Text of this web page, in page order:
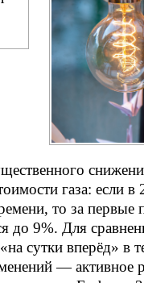
газа: если в
то за первые
до 9%. Для
сутки вперёд» в
— активное